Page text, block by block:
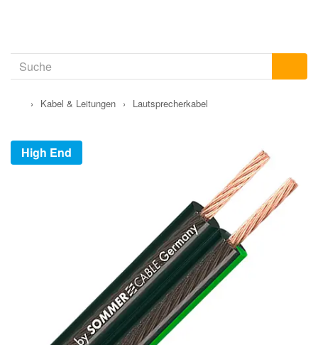
› Kabel & Leitungen › Lautsprecherkabel
High End